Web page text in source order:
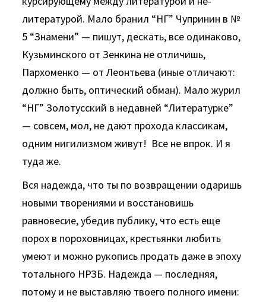
литературой. Мало бранил “НГ” Чупринин в №
5 “Знамени” — пишут, дескать, все одинаково,
Кузьминского от Зенкина не отличишь,
Пархоменко — от Леонтьева (иные отличают:
должно быть, оптический обман). Мало журил
“НГ” Золотусский в недавней “Литературке”
— совсем, мол, не дают прохода классикам,
одним нигилизмом живут! Все не впрок. И я
туда же.
Вся надежда, что ты по возвращении одаришь
новыми творениями и восстановишь
равновесие, убедив публику, что есть еще
порох в пороховницах, крестьянки любить
умеют и можно рукопись продать даже в эпоху
тотального НРЗБ. Надежда — последняя,
потому и не выставляю твоего полного имени: